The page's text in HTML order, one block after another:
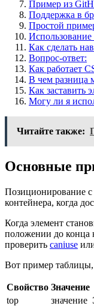
Пример из
Поддержка в
Простой
Как сделать
Вопрос-ответ:
Как работает
В чем разница
Как заставить
Могу ли я
Читайте также:
Основные
Позиционирование с
контейнера, когда
Когда элемент
положении до конца
проверить caniuse
Вот пример таблицы,
Свойство Значение
top
значение